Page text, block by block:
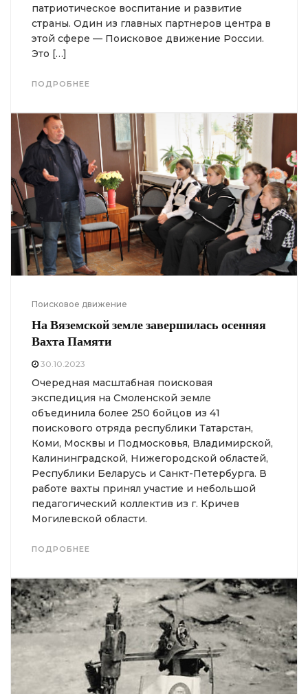
патриотическое воспитание и развитие
страны. Один из главных партнеров центра в
этой сфере — Поисковое движение России.
Это […]
ПОДРОБНЕЕ
Поисковое движение
На Вяземской земле завершилась осенняя
Вахта Памяти
30.10.2023
Очередная масштабная поисковая
экспедиция на Смоленской земле
объединила более 250 бойцов из 41
поискового отряда республики Татарстан,
Коми, Москвы и Подмосковья, Владимирской,
Калининградской, Нижегородской областей,
Республики Беларусь и Санкт-Петербурга. В
работе вахты принял участие и небольшой
педагогический коллектив из г. Кричев
Могилевской области.
ПОДРОБНЕЕ